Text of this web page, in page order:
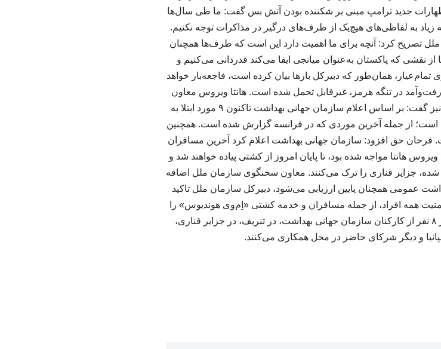
جدید ترامپ مبنی بر شکننده بودن آتش بس گفت: ما طی سال‌ها
زیاد به لفاظی‌های هیچ‌یک از طرف‌های درگیر در مذاکرات توجه نکنیم.
تصریح کرد: آنچه برای ما اهمیت دارد این است که طرف‌ها همچنان
از نقشی که پاکستان به‌عنوان میانجی ایفا می‌کند قدردانی می‌کنیم و
همان‌طور که دبیرکل بارها بیان کرده است، فاجعه‌بار خواهد
در تنگه هرمز، غیرقابل تحمل شده است. هانتا ویروس معاون
سخنگوی سازمان ملل درباره ابتلا به ویروس هانتا نیز گفت: بر اساس اعلام سازمان جهانی بهداشت تاکنون ۹ مورد ابتلا به
که ۷ مورد آن تایید شده است؛ از جمله آخرین موردی که در فرانسه گزارش شده است. همچنین
حق افزود: سازمان جهانی بهداشت اعلام کرد آخرین مسافران
هانتا مواجه شده بود، تا پایان امروز از کشتی پیاده خواهند شد و
شده، جزایر قناری را ترک می‌کنند. معاون سخنگوی سازمان ملل اضافه
عمومی همچنان پایین ارزیابی می‌شود، دبیرکل سازمان ملل تاکید
همه افراد، از جمله مسافران و خدمه کشتی «اِم‌وی هوندیوس» را
تضمین کند. فرحان حق ادامه داد: تیمی متشکل از ۸ نفر از کارکنان سازمان جهانی بهداشت، در تنریف، در جزایر قناری،
و دیگر شرکای حاضر در محل همکاری می‌کنند.